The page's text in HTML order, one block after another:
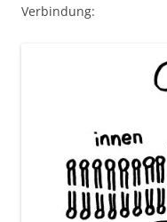
Verbindung: